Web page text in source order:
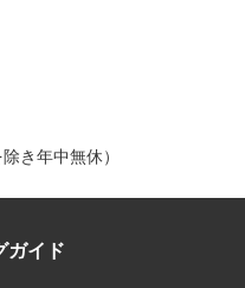
き年中無休）
ガイド